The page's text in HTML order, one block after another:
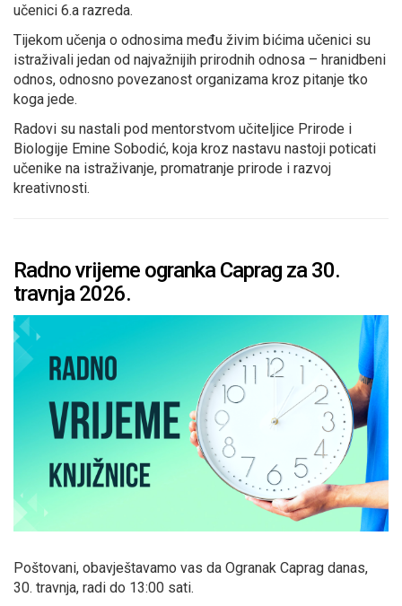
učenici 6.a razreda.
Tijekom učenja o odnosima među živim bićima učenici su
istraživali jedan od najvažnijih prirodnih odnosa – hranidbeni
odnos, odnosno povezanost organizama kroz pitanje tko
koga jede.
Radovi su nastali pod mentorstvom učiteljice Prirode i
Biologije Emine Sobodić, koja kroz nastavu nastoji poticati
učenike na istraživanje, promatranje prirode i razvoj
kreativnosti.
Radno vrijeme ogranka Caprag za 30.
travnja 2026.
Poštovani, obavještavamo vas da Ogranak Caprag danas,
30. travnja, radi do 13:00 sati.